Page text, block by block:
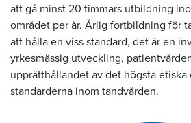
att gå minst 20 timmars utbildning
området per år. Årlig fortbildning för
att hålla en viss standard, det är en
yrkesmässig utveckling,
upprätthållandet av det högsta
standarderna inom tandvården.